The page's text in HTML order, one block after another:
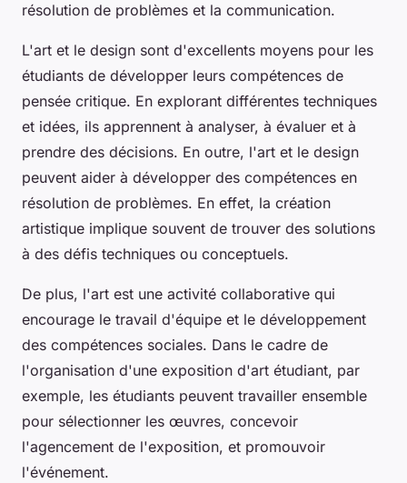
résolution de problèmes et la communication.
L'art et le design sont d'excellents moyens pour les
étudiants de développer leurs compétences de
pensée critique. En explorant différentes techniques
et idées, ils apprennent à analyser, à évaluer et à
prendre des décisions. En outre, l'art et le design
peuvent aider à développer des compétences en
résolution de problèmes. En effet, la création
artistique implique souvent de trouver des solutions
à des défis techniques ou conceptuels.
De plus, l'art est une activité collaborative qui
encourage le travail d'équipe et le développement
des compétences sociales. Dans le cadre de
l'organisation d'une exposition d'art étudiant, par
exemple, les étudiants peuvent travailler ensemble
pour sélectionner les œuvres, concevoir
l'agencement de l'exposition, et promouvoir
l'événement.